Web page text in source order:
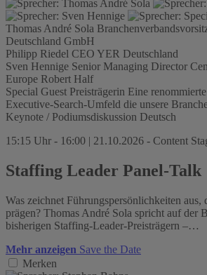
Thomas André Sola
Deutschland GmbH
Philipp Riedel CEO YER Deutschland
Sven Hennige Senior Managing Director
Europe Robert Half
Special Guest Preisträgerin Eine
Executive-Search-Umfeld die unsere
Keynote / Podiumsdiskussion Deutsch
15:15 Uhr - 16:00 | 21.10.2026 - Content
Staffing Leader Panel-Talk
Was zeichnet Führungspersönlichkeiten aus,
prägen? Thomas André Sola spricht auf der
bisherigen Staffing-Leader-Preisträgern –…
Mehr anzeigen Save the Date
Merken